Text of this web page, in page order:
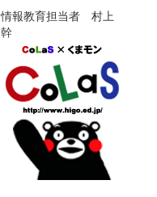
情報教育担当者 村上
幹